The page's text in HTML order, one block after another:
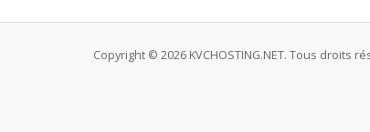
Copyright © 2026 KVCHOSTING.NET. Tous droits